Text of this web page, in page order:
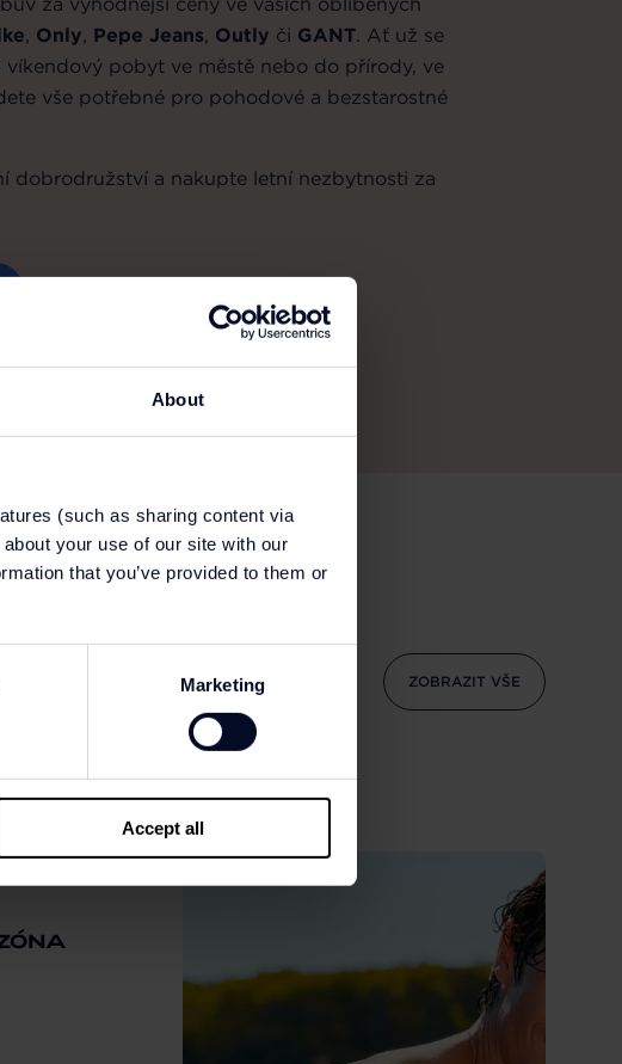
About
(such as sharing content via
your use of our site with our
that you’ve provided to them or
Marketing
Accept all
, Only, Pepe Jeans, Outly či GANT. Ať už se
víkendový pobyt ve městě nebo do přírody, ve
vše potřebné pro pohodové a bezstarostné
dobrodružství a nakupte letní nezbytnosti za
ZOBRAZIT VŠE